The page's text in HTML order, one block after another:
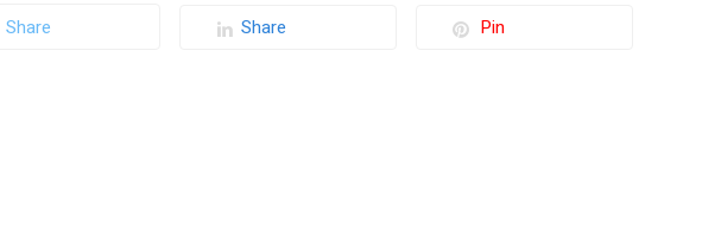
Share Share Pin